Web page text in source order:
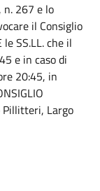
n. 267 e lo
il Consiglio
SS.LL. che il
e in caso di
20:45, in
Pillitteri, Largo